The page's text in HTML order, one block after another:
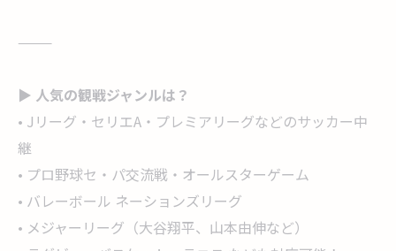
⸻
▶ 人気の観戦ジャンルは？
• Jリーグ・セリエA・プレミアリーグなどのサッカー中
継
• プロ野球セ・パ交流戦・オールスターゲーム
• バレーボール ネーションズリーグ
• メジャーリーグ（大谷翔平、山本由伸など）